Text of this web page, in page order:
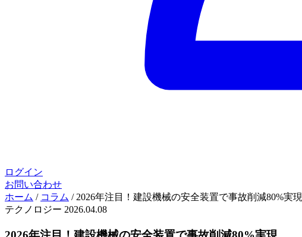
ログイン
お問い合わせ
ホーム / コラム / 2026年注目！建設機械の安全装置で事故削減80%実現
テクノロジー 2026.04.08